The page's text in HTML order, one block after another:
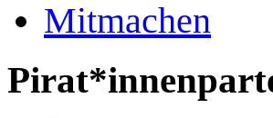
Mitmachen